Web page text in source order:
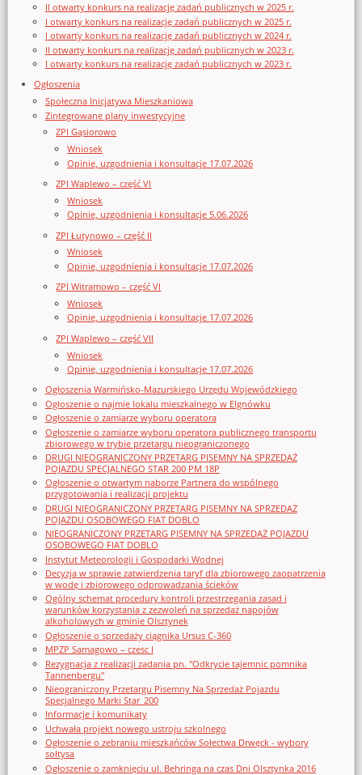
II otwarty konkurs na realizację zadań publicznych w 2025 r.
I otwarty konkurs na realizację zadań publicznych w 2025 r.
I otwarty konkurs na realizację zadań publicznych w 2024 r.
II otwarty konkurs na realizację zadań publicznych w 2023 r.
I otwarty konkurs na realizację zadań publicznych w 2023 r.
Ogłoszenia
Społeczna Inicjatywa Mieszkaniowa
Zintegrowane plany inwestycyjne
ZPI Gąsiorowo
Wniosek
Opinie, uzgodnienia i konsultacje 17.07.2026
ZPI Waplewo – część VI
Wniosek
Opinie, uzgodnienia i konsultacje 5.06.2026
ZPI Łutynowo – część II
Wniosek
Opinie, uzgodnienia i konsultacje 17.07.2026
ZPI Witramowo – część VI
Wniosek
Opinie, uzgodnienia i konsultacje 17.07.2026
ZPI Waplewo – część VII
Wniosek
Opinie, uzgodnienia i konsultacje 17.07.2026
Ogłoszenia Warmińsko-Mazurskiego Urzędu Wojewódzkiego
Ogłoszenie o najmie lokalu mieszkalnego w Elgnówku
Ogłoszenie o zamiarze wyboru operatora
Ogłoszenie o zamiarze wyboru operatora publicznego transportu
zbiorowego w trybie przetargu nieograniczonego
DRUGI NIEOGRANICZONY PRZETARG PISEMNY NA SPRZEDAŻ
POJAZDU SPECJALNEGO STAR 200 PM 18P
Ogłoszenie o otwartym naborze Partnera do wspólnego
przygotowania i realizacji projektu
DRUGI NIEOGRANICZONY PRZETARG PISEMNY NA SPRZEDAŻ
POJAZDU OSOBOWEGO FIAT DOBLO
NIEOGRANICZONY PRZETARG PISEMNY NA SPRZEDAŻ POJAZDU
OSOBOWEGO FIAT DOBLO
Instytut Meteorologii i Gospodarki Wodnej
Decyzja w sprawie zatwierdzenia taryf dla zbiorowego zaopatrzenia
w wodę i zbiorowego odprowadzania ścieków
Ogólny schemat procedury kontroli przestrzegania zasad i
warunków korzystania z zezwoleń na sprzedaż napojów
alkoholowych w gminie Olsztynek
Ogłoszenie o sprzedaży ciągnika Ursus C-360
MPZP Samagowo – czesc I
Rezygnacja z realizacji zadania pn. "Odkrycie tajemnic pomnika
Tannenbergu"
Nieograniczony Przetargu Pisemny Na Sprzedaż Pojazdu
Specjalnego Marki Star_200
Informacje i komunikaty
Uchwała projekt nowego ustroju szkolnego
Ogłoszenie o zebraniu mieszkańców Sołectwa Drwęck - wybory
sołtysa
Ogłoszenie o zamknięciu ul. Behringa na czas Dni Olsztynka 2016